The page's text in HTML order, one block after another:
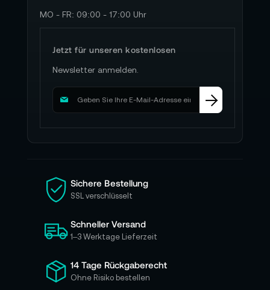
MO - FR: 09:00 - 17:00 Uhr
Jetzt für unseren kostenlosen
Newsletter anmelden.
M
d
i
e
s
c
h
ü
r
u
Sichere Bestellung
SSL verschlüsselt
Schneller Versand
1–3 Werktage Lieferzeit
14 Tage Rückgaberecht
Ohne Risiko bestellen